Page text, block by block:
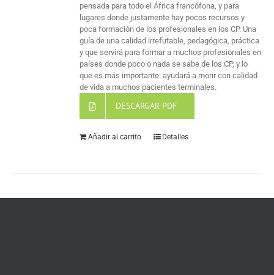
pensada para todo el África francófona, y para
lugares donde justamente hay pocos recursos y
poca formación de los profesionales en los CP. Una
guía de una calidad irrefutable, pedagógica, práctica
y que servirá para formar a muchos profesionales en
países donde poco o nada se sabe de los CP, y lo
que es más importante: ayudará a morir con calidad
de vida a muchos pacientes terminales.
DESCARGAR PDF
Añadir al carrito Detalles